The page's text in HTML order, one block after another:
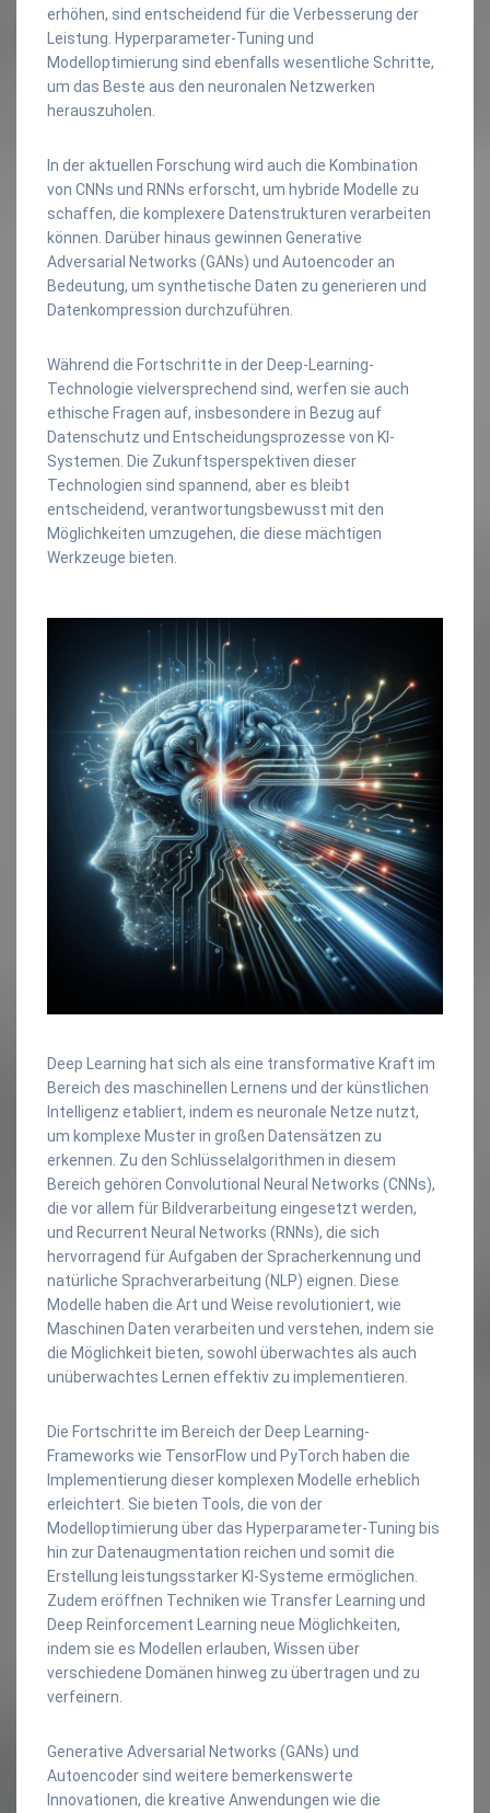
erhöhen, sind entscheidend für die Verbesserung der
Leistung. Hyperparameter-Tuning und
Modelloptimierung sind ebenfalls wesentliche Schritte,
um das Beste aus den neuronalen Netzwerken
herauszuholen.
In der aktuellen Forschung wird auch die Kombination
von CNNs und RNNs erforscht, um hybride Modelle zu
schaffen, die komplexere Datenstrukturen verarbeiten
können. Darüber hinaus gewinnen Generative
Adversarial Networks (GANs) und Autoencoder an
Bedeutung, um synthetische Daten zu generieren und
Datenkompression durchzuführen.
Während die Fortschritte in der Deep-Learning-
Technologie vielversprechend sind, werfen sie auch
ethische Fragen auf, insbesondere in Bezug auf
Datenschutz und Entscheidungsprozesse von KI-
Systemen. Die Zukunftsperspektiven dieser
Technologien sind spannend, aber es bleibt
entscheidend, verantwortungsbewusst mit den
Möglichkeiten umzugehen, die diese mächtigen
Werkzeuge bieten.
Deep Learning hat sich als eine transformative Kraft im
Bereich des maschinellen Lernens und der künstlichen
Intelligenz etabliert, indem es neuronale Netze nutzt,
um komplexe Muster in großen Datensätzen zu
erkennen. Zu den Schlüsselalgorithmen in diesem
Bereich gehören Convolutional Neural Networks (CNNs),
die vor allem für Bildverarbeitung eingesetzt werden,
und Recurrent Neural Networks (RNNs), die sich
hervorragend für Aufgaben der Spracherkennung und
natürliche Sprachverarbeitung (NLP) eignen. Diese
Modelle haben die Art und Weise revolutioniert, wie
Maschinen Daten verarbeiten und verstehen, indem sie
die Möglichkeit bieten, sowohl überwachtes als auch
unüberwachtes Lernen effektiv zu implementieren.
Die Fortschritte im Bereich der Deep Learning-
Frameworks wie TensorFlow und PyTorch haben die
Implementierung dieser komplexen Modelle erheblich
erleichtert. Sie bieten Tools, die von der
Modelloptimierung über das Hyperparameter-Tuning bis
hin zur Datenaugmentation reichen und somit die
Erstellung leistungsstarker KI-Systeme ermöglichen.
Zudem eröffnen Techniken wie Transfer Learning und
Deep Reinforcement Learning neue Möglichkeiten,
indem sie es Modellen erlauben, Wissen über
verschiedene Domänen hinweg zu übertragen und zu
verfeinern.
Generative Adversarial Networks (GANs) und
Autoencoder sind weitere bemerkenswerte
Innovationen, die kreative Anwendungen wie die